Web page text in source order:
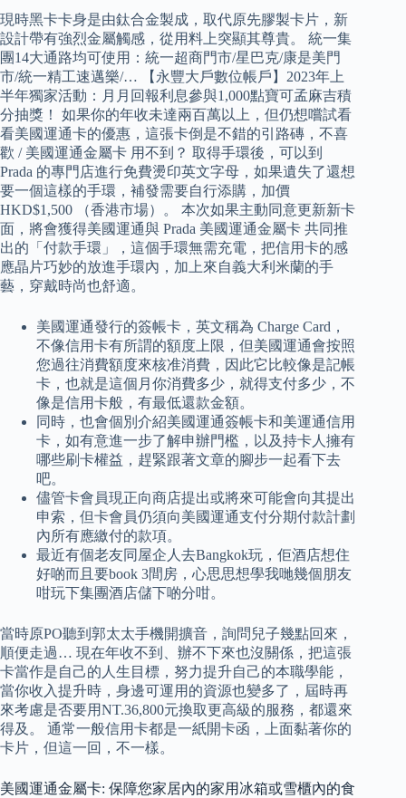
現時黑卡卡身是由鈦合金製成，取代原先膠製卡片，新
設計帶有強烈金屬觸感，從用料上突顯其尊貴。 統一集
團14大通路均可使用：統一超商門市/星巴克/康是美門
市/統一精工速邁樂/… 【永豐大戶數位帳戶】2023年上
半年獨家活動：月月回報利息參與1,000點寶可孟麻吉積
分抽獎！ 如果你的年收未達兩百萬以上，但仍想嚐試看
看美國運通卡的優惠，這張卡倒是不錯的引路磚，不喜
歡 / 美國運通金屬卡 用不到？ 取得手環後，可以到
Prada 的專門店進行免費燙印英文字母，如果遺失了還想
要一個這樣的手環，補發需要自行添購，加價
HKD$1,500 （香港市場）。 本次如果主動同意更新新卡
面，將會獲得美國運通與 Prada 美國運通金屬卡 共同推
出的「付款手環」，這個手環無需充電，把信用卡的感
應晶片巧妙的放進手環內，加上來自義大利米蘭的手
藝，穿戴時尚也舒適。
美國運通發行的簽帳卡，英文稱為 Charge Card，
不像信用卡有所謂的額度上限，但美國運通會按照
您過往消費額度來核准消費，因此它比較像是記帳
卡，也就是這個月你消費多少，就得支付多少，不
像是信用卡般，有最低還款金額。
同時，也會個別介紹美國運通簽帳卡和美運通信用
卡，如有意進一步了解申辦門檻，以及持卡人擁有
哪些刷卡權益，趕緊跟著文章的腳步一起看下去
吧。
儘管卡會員現正向商店提出或將來可能會向其提出
申索，但卡會員仍須向美國運通支付分期付款計劃
內所有應繳付的款項。
最近有個老友同屋企人去Bangkok玩，佢酒店想住
好啲而且要book 3間房，心思思想學我哋幾個朋友
咁玩下集團酒店儲下啲分咁。
當時原PO聽到郭太太手機開擴音，詢問兒子幾點回來，
順便走過… 現在年收不到、辦不下來也沒關係，把這張
卡當作是自己的人生目標，努力提升自己的本職學能，
當你收入提升時，身邊可運用的資源也變多了，屆時再
來考慮是否要用NT.36,800元換取更高級的服務，都還來
得及。 通常一般信用卡都是一紙開卡函，上面黏著你的
卡片，但這一回，不一樣。
美國運通金屬卡: 保障您家居內的家用冰箱或雪櫃內的食